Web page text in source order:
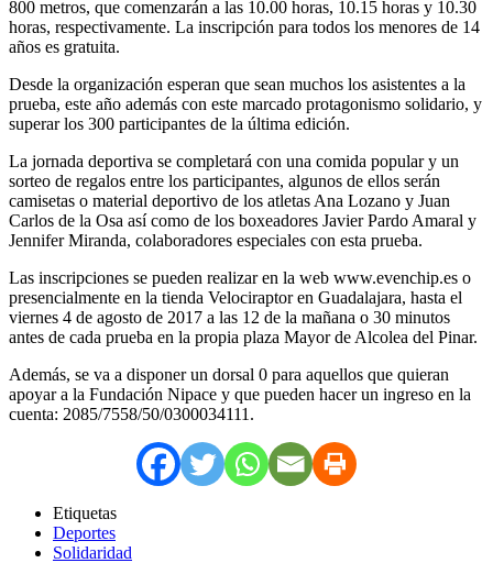
800 metros, que comenzarán a las 10.00 horas, 10.15 horas y 10.30
horas, respectivamente. La inscripción para todos los menores de 14
años es gratuita.
Desde la organización esperan que sean muchos los asistentes a la
prueba, este año además con este marcado protagonismo solidario, y
superar los 300 participantes de la última edición.
La jornada deportiva se completará con una comida popular y un
sorteo de regalos entre los participantes, algunos de ellos serán
camisetas o material deportivo de los atletas Ana Lozano y Juan
Carlos de la Osa así como de los boxeadores Javier Pardo Amaral y
Jennifer Miranda, colaboradores especiales con esta prueba.
Las inscripciones se pueden realizar en la web www.evenchip.es o
presencialmente en la tienda Velociraptor en Guadalajara, hasta el
viernes 4 de agosto de 2017 a las 12 de la mañana o 30 minutos
antes de cada prueba en la propia plaza Mayor de Alcolea del Pinar.
Además, se va a disponer un dorsal 0 para aquellos que quieran
apoyar a la Fundación Nipace y que pueden hacer un ingreso en la
cuenta: 2085/7558/50/0300034111.
Etiquetas
Deportes
Solidaridad